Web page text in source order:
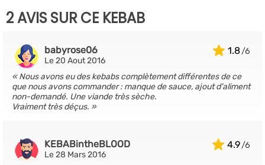
2 AVIS SUR CE KEBAB
1.8
babyrose06
Le 20 Aout 2016
Nous avons eu des kebabs complètement différentes de ce
que nous avons commander : manque de sauce, ajout d'aliment
non-demandé. Une viande très sèche.
Vraiment très déçus.
4.9
KEBABintheBLOOD
Le 28 Mars 2016